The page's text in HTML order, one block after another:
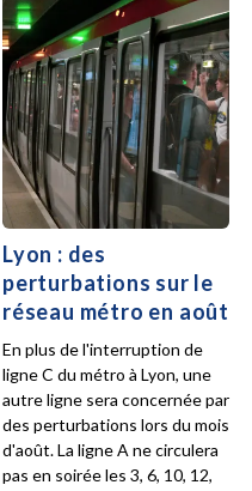
Lyon : des
perturbations sur le
réseau métro en août
En plus de l'interruption de
ligne C du métro à Lyon, une
autre ligne sera concernée par
des perturbations lors du mois
d'août. La ligne A ne circulera
pas en soirée les 3, 6, 10, 12,